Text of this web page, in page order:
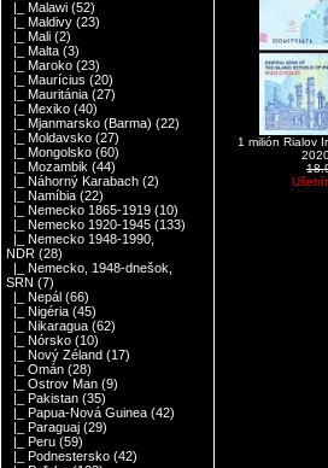
|_ Malawi (52)
|_ Maldivy (23)
|_ Mali (2)
|_ Malta (3)
|_ Maroko (23)
|_ Maurícius (20)
|_ Mauritánia (27)
|_ Mexiko (40)
|_ Mjanmarsko (Barma) (22)
|_ Moldavsko (27)
|_ Mongolsko (60)
|_ Mozambik (44)
|_ Náhorný Karabach (2)
|_ Namíbia (22)
|_ Nemecko 1865-1919 (10)
|_ Nemecko 1920-1945 (133)
|_ Nemecko 1948-1990,
NDR (28)
|_ Nemecko, 1948-dnešok,
SRN (7)
|_ Nepál (66)
|_ Nigéria (45)
|_ Nikaragua (62)
|_ Nórsko (10)
|_ Nový Zéland (17)
|_ Omán (28)
|_ Ostrov Man (9)
|_ Pakistan (35)
|_ Papua-Nová Guinea (42)
|_ Paraguaj (29)
|_ Peru (59)
|_ Podnestersko (42)
1 milión Rialov